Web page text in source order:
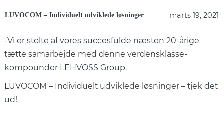
LUVOCOM – Individuelt udviklede løsninger marts 19, 2021
-Vi er stolte af vores succesfulde næsten 20-årige
tætte samarbejde med denne verdensklasse-
kompounder LEHVOSS Group.
LUVOCOM – Individuelt udviklede løsninger – tjek det
ud!